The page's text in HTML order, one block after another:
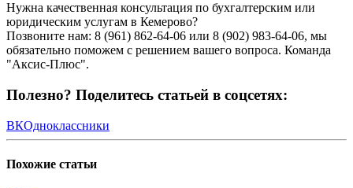
Нужна качественная консультация по бухгалтерским или
юридическим услугам в Кемерово?
Позвоните нам: 8 (961) 862-64-06 или 8 (902) 983-64-06, мы
обязательно поможем с решением вашего вопроса. Команда
"Аксис-Плюс".
Полезно? Поделитесь статьей в соцсетях:
ВКОдноклассники
Похожие статьи